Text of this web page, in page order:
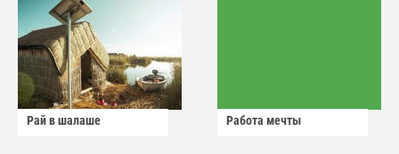
Рай в шалаше Работа мечты